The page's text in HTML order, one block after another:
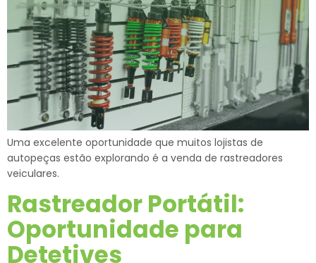
Uma excelente oportunidade que muitos lojistas de
autopeças estão explorando é a venda de rastreadores
veiculares.
Rastreador Portátil:
Oportunidade para
Detetives